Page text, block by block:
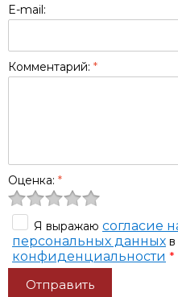
E-mail:
Комментарий: *
Оценка: *
Я выражаю согласие
персональных данных в
конфиденциальности *